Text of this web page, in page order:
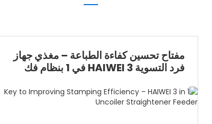
مفتاح تحسين كفاءة الطباعة – مغذي جهاز
فرد التسوية HAIWEI 3 في 1 بنظام فك